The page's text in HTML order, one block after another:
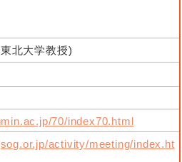
北大学教授)
70/index70.html
activity/meeting/index.ht